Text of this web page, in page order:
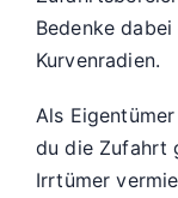
Bedenke
Kurvenradien.
Als
du die Zufahrt
Irrtümer